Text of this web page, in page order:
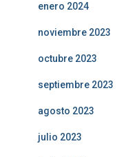
enero 2024
noviembre 2023
octubre 2023
septiembre 2023
agosto 2023
julio 2023